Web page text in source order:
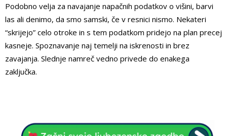
Podobno velja za navajanje napačnih podatkov o višini, barvi
las ali denimo, da smo samski, če v resnici nismo. Nekateri
“skrijejo” celo otroke in s tem podatkom pridejo na plan precej
kasneje. Spoznavanje naj temelji na iskrenosti in brez
zavajanja. Slednje namreč vedno privede do enakega
zaključka.